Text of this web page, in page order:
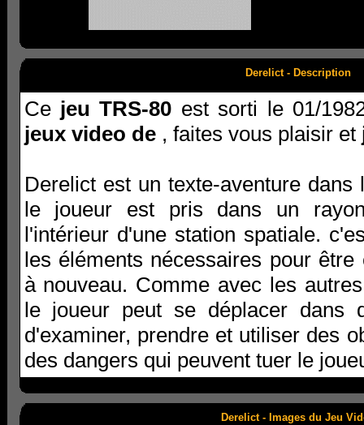
Derelict - Description
Ce jeu TRS-80 est sorti le 01/
jeux video de , faites vous plaisir et
Derelict est un texte-aventure dans
le joueur est pris dans un
l'intérieur d'une station spatiale.
les éléments nécessaires pour
à nouveau. Comme avec les
le joueur peut se déplacer dans
d'examiner, prendre et utiliser des
des dangers qui peuvent tuer le
Derelict - Images du Jeu